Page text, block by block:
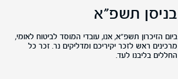
בניסן תשפ"א
ביום הזיכרון תשפ"א, אנו, עובדי המוסד לביטוח לאומי,
מרכינים ראש לזכר יקיריכם ומדליקים נר. זכר כל
החללים בליבנו לעד.